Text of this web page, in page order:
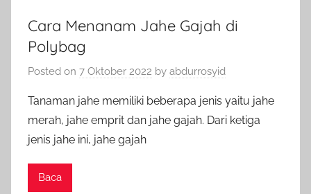
Cara Menanam Jahe Gajah di
Polybag
Posted on 7 Oktober 2022 by abdurrosyid
Tanaman jahe memiliki beberapa jenis yaitu jahe
merah, jahe emprit dan jahe gajah. Dari ketiga
jenis jahe ini, jahe gajah
Baca